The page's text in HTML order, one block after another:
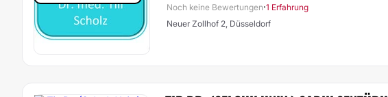
Noch keine Bewertungen·1 Erfahrung
Neuer Zollhof 2, Düsseldorf